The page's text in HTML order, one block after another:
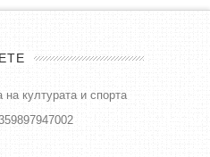
културата и спорта